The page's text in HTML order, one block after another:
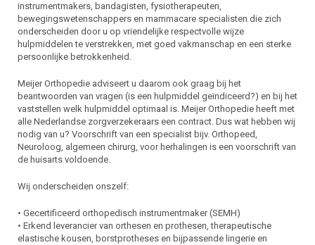
instrumentmakers, bandagisten, fysiotherapeuten,
bewegingswetenschappers en mammacare specialisten die zich
onderscheiden door u op vriendelijke respectvolle wijze
hulpmiddelen te verstrekken, met goed vakmanschap en een sterke
persoonlijke betrokkenheid.
Meijer Orthopedie adviseert u daarom ook graag bij het
beantwoorden van vragen (is een hulpmiddel geïndiceerd?) en bij het
vaststellen welk hulpmiddel optimaal is. Meijer Orthopedie heeft met
alle Nederlandse zorgverzekeraars een contract. Dus wat hebben wij
nodig van u? Voorschrift van een specialist bijv. Orthopeed,
Neuroloog, algemeen chirurg, voor herhalingen is een voorschrift van
de huisarts voldoende.
Wij onderscheiden onszelf:
• Gecertificeerd orthopedisch instrumentmaker (SEMH)
• Erkend leverancier van orthesen en prothesen, therapeutische
elastische kousen, borstprotheses en bijpassende lingerie en